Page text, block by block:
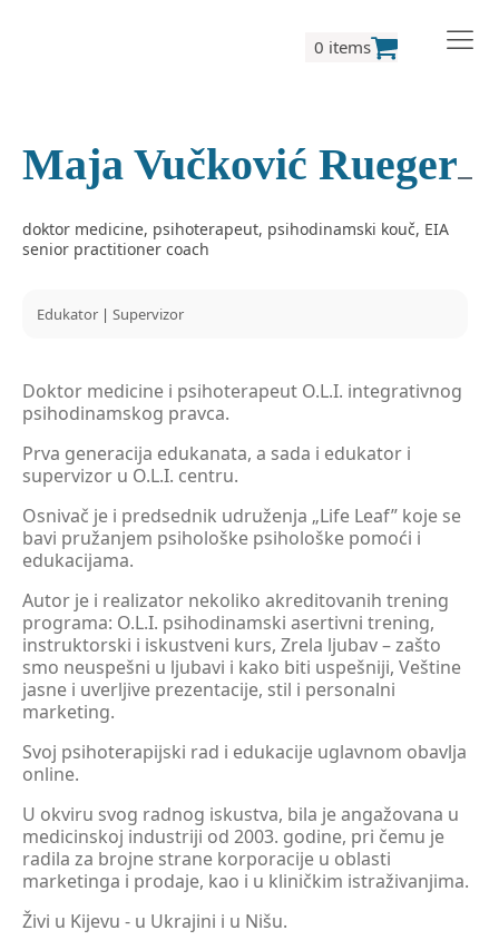
Maja Vučković Rueger
doktor medicine, psihoterapeut, psihodinamski kouč, EIA
senior practitioner coach
Edukator | Supervizor
Doktor medicine i psihoterapeut O.L.I. integrativnog
psihodinamskog pravca.
Prva generacija edukanata, a sada i edukator i
supervizor u O.L.I. centru.
Osnivač je i predsednik udruženja „Life Leaf” koje se
bavi pružanjem psihološke psihološke pomoći i
edukacijama.
Autor je i realizator nekoliko akreditovanih trening
programa: O.L.I. psihodinamski asertivni trening,
instruktorski i iskustveni kurs, Zrela ljubav – zašto
smo neuspešni u ljubavi i kako biti uspešniji, Veštine
jasne i uverljive prezentacije, stil i personalni
marketing.
Svoj psihoterapijski rad i edukacije uglavnom obavlja
online.
U okviru svog radnog iskustva, bila je angažovana u
medicinskoj industriji od 2003. godine, pri čemu je
radila za brojne strane korporacije u oblasti
marketinga i prodaje, kao i u kliničkim istraživanjima.
Živi u Kijevu - u Ukrajini i u Nišu.
0 items